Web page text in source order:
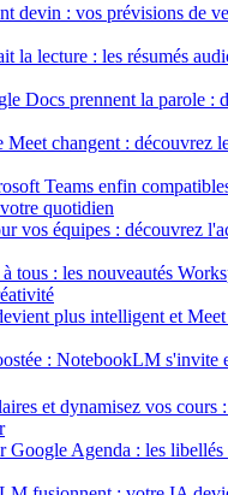
devin : vos prévisions de
la lecture : les résumés
Docs prennent la parole :
changent : découvrez
Teams enfin
quotidien
vos équipes : découvrez
tous : les nouveautés
plus intelligent et
: NotebookLM s'invite
et dynamisez vos cours
Google Agenda : les